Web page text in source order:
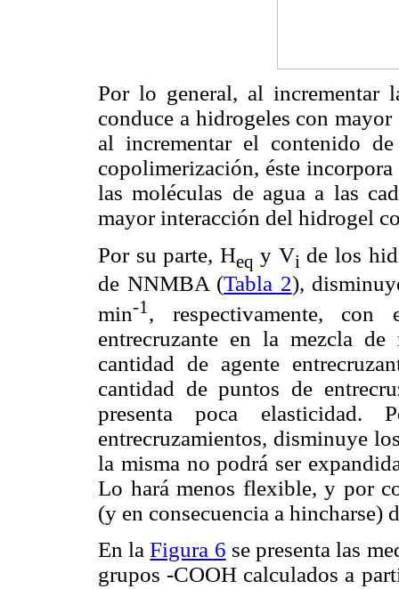
Por lo general, al incrementar
conduce a hidrogeles con
al incrementar el contenido
copolimerización, éste
las moléculas de agua a las
mayor interacción del hidrogel
Por su parte, Heq y Vi de los
de NNMBA (Tabla 2),
min-1 , respectivamente,
entrecruzante en la mezcla
cantidad de agente
cantidad de puntos de
presenta poca
entrecruzamientos, disminuye
la misma no podrá ser
Lo hará menos flexible, y por
(y en consecuencia a hincharse)
En laFigura 6 se presenta las
grupos -COOH calculados a